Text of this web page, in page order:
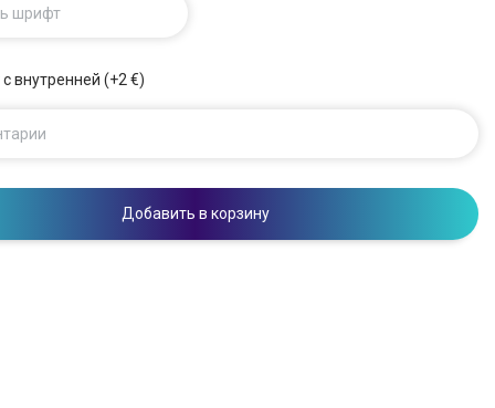
шрифт
с внутренней (+2 €)
Добавить в корзину